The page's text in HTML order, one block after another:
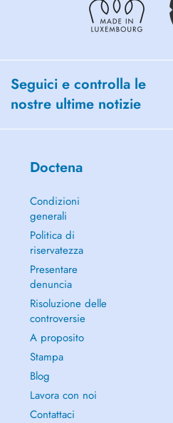
Seguici e controlla le
nostre ultime notizie
Doctena
Condizioni
generali
Politica di
riservatezza
Presentare
denuncia
Risoluzione delle
controversie
A proposito
Stampa
Blog
Lavora con noi
Contattaci